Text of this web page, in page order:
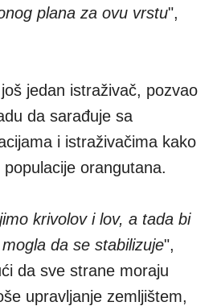
plana za ovu vrstu",
jedan istraživač, pozvao
da sarađuje sa
i istraživačima kako
orangutana.
krivolov i lov, a tada bi
da se stabilizuje",
da sve strane moraju
upravljanje zemljištem,